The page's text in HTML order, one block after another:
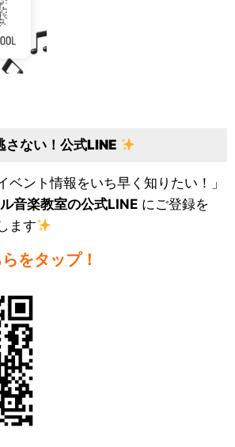
さない！公式LINE
ベント情報をいち早く知りたい！」
音楽教室の公式LINE にご登録を
ます
をタップ！